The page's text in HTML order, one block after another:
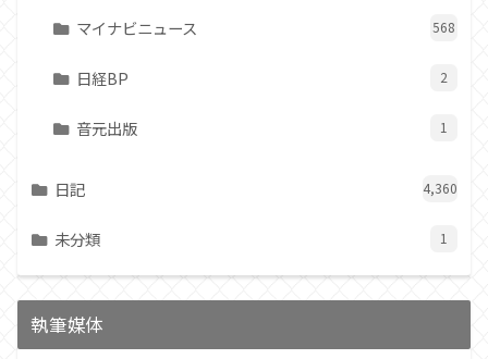
マイナビニュース 568
日経BP 2
音元出版 1
日記 4,360
未分類 1
執筆媒体